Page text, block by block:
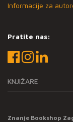
Informacije za
Pratite nas:
KNJIŽARE
Znanje Bookshop